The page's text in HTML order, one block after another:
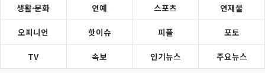
생활·문화 연예 스포츠 연재물
오피니언 핫이슈 피플 포토
TV 속보 인기뉴스 주요뉴스